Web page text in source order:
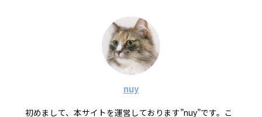
nuy
初めまして、本サイトを運営しております”nuy”です。こ